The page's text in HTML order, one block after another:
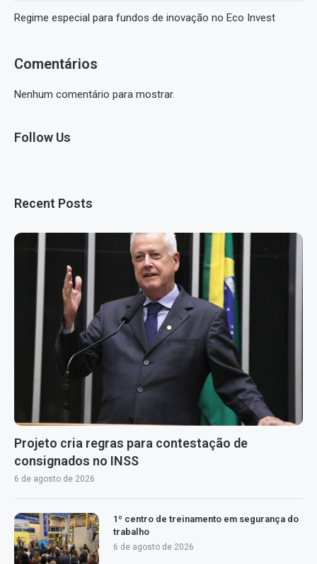
Regime especial para fundos de inovação no Eco Invest
Comentários
Nenhum comentário para mostrar.
Follow Us
Recent Posts
Projeto cria regras para contestação de
consignados no INSS
6 de agosto de 2026
1º centro de treinamento em segurança do
trabalho
6 de agosto de 2026